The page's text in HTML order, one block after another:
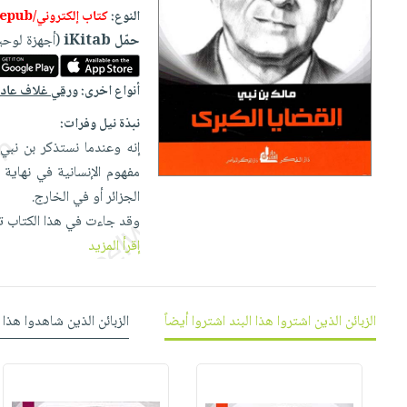
إختياراتنا
أكاديمية
books
iKitab
بلا
حدود
أسئلة
تحميل
تحميل
iKitab
على
Apple
أسئلة
طرحها
تحميل
masmu3
على
المواضيع
الأكثر
مبيعاً
إختياراتنا
وسائل
تعليمية
الصحة
جديد
الكل
العناية
وتصفيف
الشعر
العناية
أوانيمتجر
النوع:كتاب إلكتروني/epub
حمّل iKitab (أجهزة
أنواع اخرى:ورقي غلاف
نبذة نيل وفرات:
إنه وعندما نستذكر بن
مفهوم الإنسانية في
الجزائر أو في الخارج.
وقد جاءت في هذا
إقرأ المزيد
الزبائن الذين اشتروا هذا البند اشتروا أيضاً الزبائن الذين شاهدوا